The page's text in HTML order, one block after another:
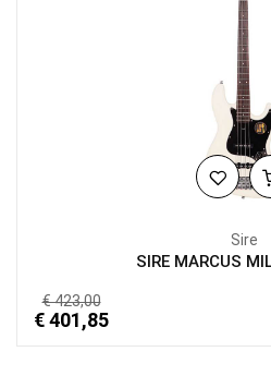
Sire
SIRE MARCUS
€ 423,00
€ 401,85